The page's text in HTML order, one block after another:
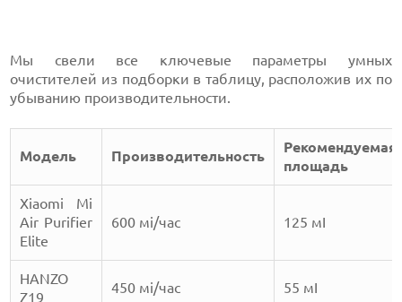
Мы свели все ключевые параметры умных
очистителей из подборки в таблицу, расположив их по
убыванию производительности.
Модель Производительность
Рекомендуемая
площадь
Xiaomi Mi
Air Purifier
Elite
600 мі/час 125 мІ
HANZO
Z19
450 мі/час 55 мІ